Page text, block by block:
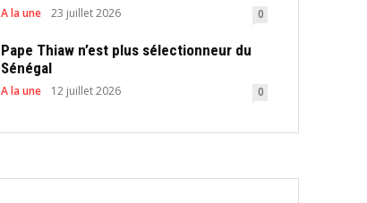
A la une 23 juillet 2026 0
Pape Thiaw n’est plus sélectionneur du
Sénégal
A la une 12 juillet 2026 0